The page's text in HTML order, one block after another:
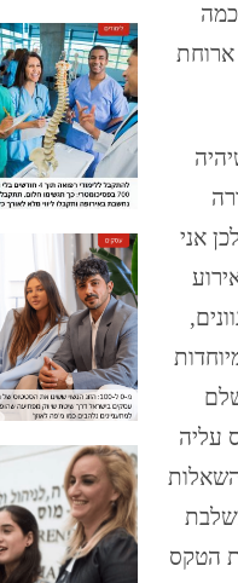
כמה
ארוחת
אני
עליה
הטקס